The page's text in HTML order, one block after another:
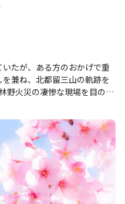
たが、ある方のおかげで重
兼ね、北都留三山の軌跡を
野火災の凄惨な現場を目の当
は蒸すが、大同山・百蔵山分
が入り快適に。 コタラ山先か
撤退。 長尾峰から境界尾根を
ートはありませんが、何かの
ったのか、新しめのピン
〜備忘録〜 百蔵